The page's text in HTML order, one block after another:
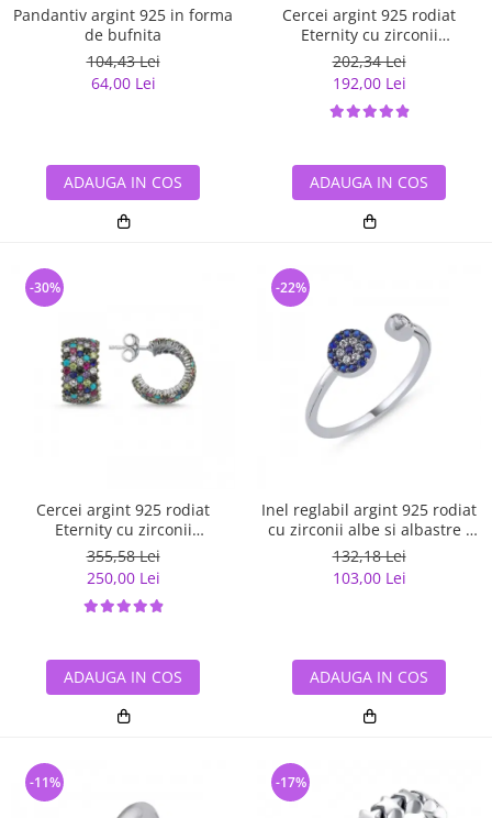
Pandantiv argint 925 in forma
de bufnita
104,43 Lei
64,00 Lei
ADAUGA IN COS
Cercei argint 925 rodiat
Eternity cu zirconii
multicolore ETU0028
202,34 Lei
192,00 Lei
ADAUGA IN COS
Cercei argint 925 rodiat
Eternity cu zirconii
multicolore ETU0036
355,58 Lei
250,00 Lei
-30%
ADAUGA IN COS
Inel reglabil argint 925 rodiat
cu zirconii albe si albastre -
Be Elegant ITU0109
132,18 Lei
103,00 Lei
-22%
ADAUGA IN COS
-11% -17%